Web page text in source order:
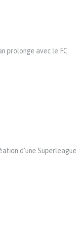
prolonge avec le FC
d’une Superleague